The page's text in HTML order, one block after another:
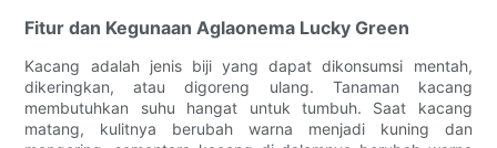
Fitur dan Kegunaan Aglaonema Lucky Green
Kacang adalah jenis biji yang dapat dikonsumsi mentah,
dikeringkan, atau digoreng ulang. Tanaman kacang
membutuhkan suhu hangat untuk tumbuh. Saat kacang
matang, kulitnya berubah warna menjadi kuning dan